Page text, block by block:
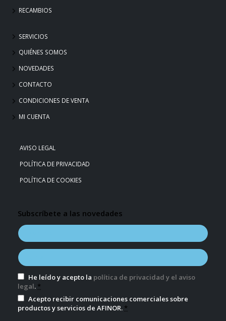
RECAMBIOS
SERVICIOS
QUIÉNES SOMOS
NOVEDADES
CONTACTO
CONDICIONES DE VENTA
MI CUENTA
AVISO LEGAL
POLÍTICA DE PRIVACIDAD
POLÍTICA DE COOKIES
Subscríbete a las novedades
He leído y acepto la política de privacidad y el aviso
legal. *
Acepto recibir comunicaciones comerciales sobre
productos y servicios de AFINOR. *